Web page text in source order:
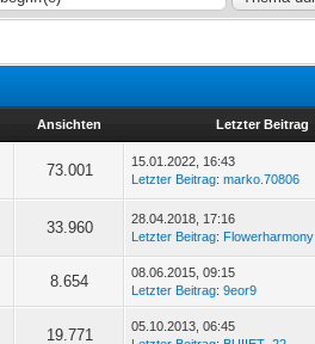
Ansichten Letzter Beitrag
73.001
15.01.2022, 16:43
Letzter Beitrag:marko.70806
33.960
28.04.2018, 17:16
Letzter Beitrag: Flowerharmony
8.654
08.06.2015, 09:15
Letzter Beitrag:9eor9
19.771
05.10.2013, 06:45